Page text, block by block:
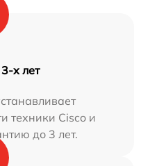
х лет
техники Cisco и
до 3 лет.